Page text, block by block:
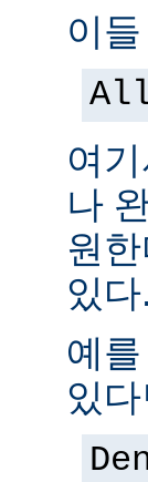
이
여기
나
원
있다.
예
있